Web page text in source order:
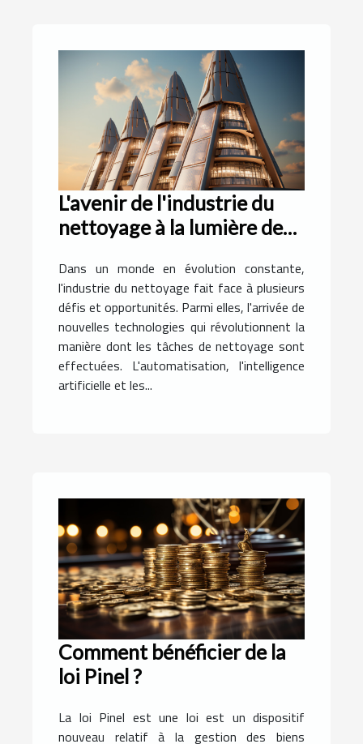
L'avenir de l'industrie du
nettoyage à la lumière des
Dans un monde en évolution constante,
l'industrie du nettoyage fait face à plusieurs
défis et opportunités. Parmi elles, l'arrivée de
nouvelles technologies qui révolutionnent la
manière dont les tâches de nettoyage sont
effectuées. L'automatisation, l'intelligence
artificielle et les...
Comment bénéficier de la
loi Pinel ?
La loi Pinel est une loi est un dispositif
nouveau relatif à la gestion des biens